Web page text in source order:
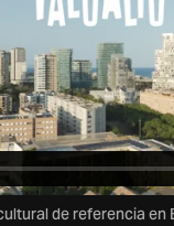
de referencia en